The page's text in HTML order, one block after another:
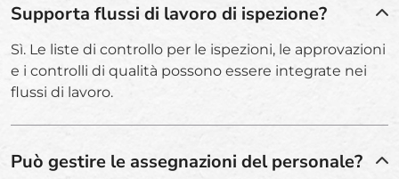
Supporta flussi di lavoro di ispezione?
Sì. Le liste di controllo per le ispezioni, le approvazioni
e i controlli di qualità possono essere integrate nei
flussi di lavoro.
Può gestire le assegnazioni del personale?